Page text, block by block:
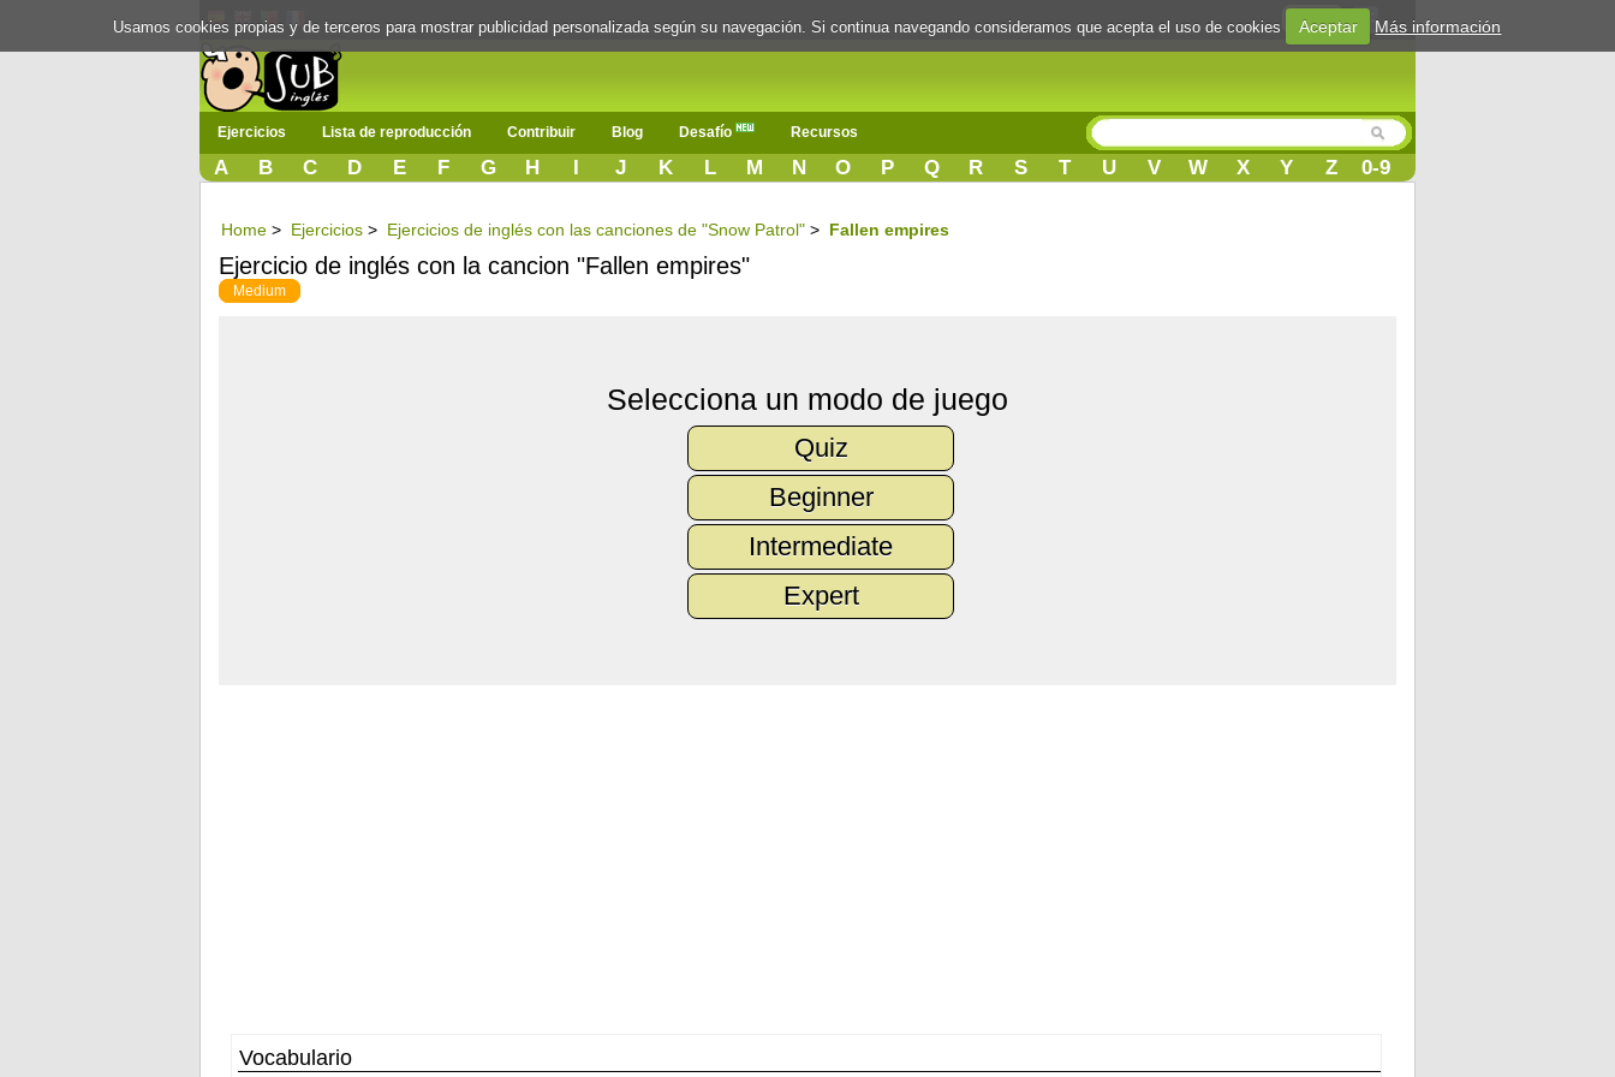
Login
Ejercicios Lista de reproducción Contribuir Blog Desafío Recursos
A B C D E F G H I J K L M N O P Q R S T U V W X Y Z 0-9
Home > Ejercicios > Ejercicios de inglés con las canciones de "Snow Patrol" > Fallen empires
Ejercicio de inglés con la cancion "Fallen empires"
Medium
Selecciona un modo de juego
Quiz
Beginner
Intermediate
Expert
Vocabulario
Usamos cookies propias y de terceros para mostrar publicidad personalizada según su navegación. Si continua navegando consideramos que acepta el uso de cookies Aceptar Más información